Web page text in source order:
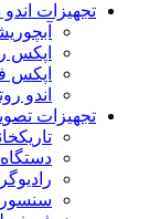
تجهیزات
اپکس
اپکس
اندو
تجهیزات
دستگاه OPG
سنسور RVG